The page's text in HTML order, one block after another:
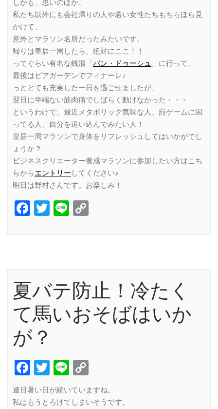
しかも、思いのほか、
私たち以外にも会社帰りの人や若い女性たちもちらほら見
かけて、
意外とマラソン名所だったみたいです。
帰りは皇居一周したら、絶対にここ！！
ってぐらい有名な銭湯「 バン・ドゥーシュ 」に行って、
最後はビアガーデンでフィナーレ♪
っととても充実した一日を過ごせましたが、
翌日に半端ない筋肉痛でしばらく動けなかった・・・
というわけで、最近メタボリック気味な人、罰ゲームに困
ってる人、自分を追い込んでみたい人！
皇居一周マラソンで身体をリフレッシュしてはいかがでし
ょうか？
ビジネスクリエーター養成マラソンに参加したい方はこち
らからエントリー してください♪
明日は野村さんです。お楽しみ！
Facebook
Twitter
Line
夏バテ防止！冷たく
て馬いおそばはいか
が？
Facebook
Twitter
Line
Link
連日暑い日が続いていますね。
私はもうとろけてしまいそうです。